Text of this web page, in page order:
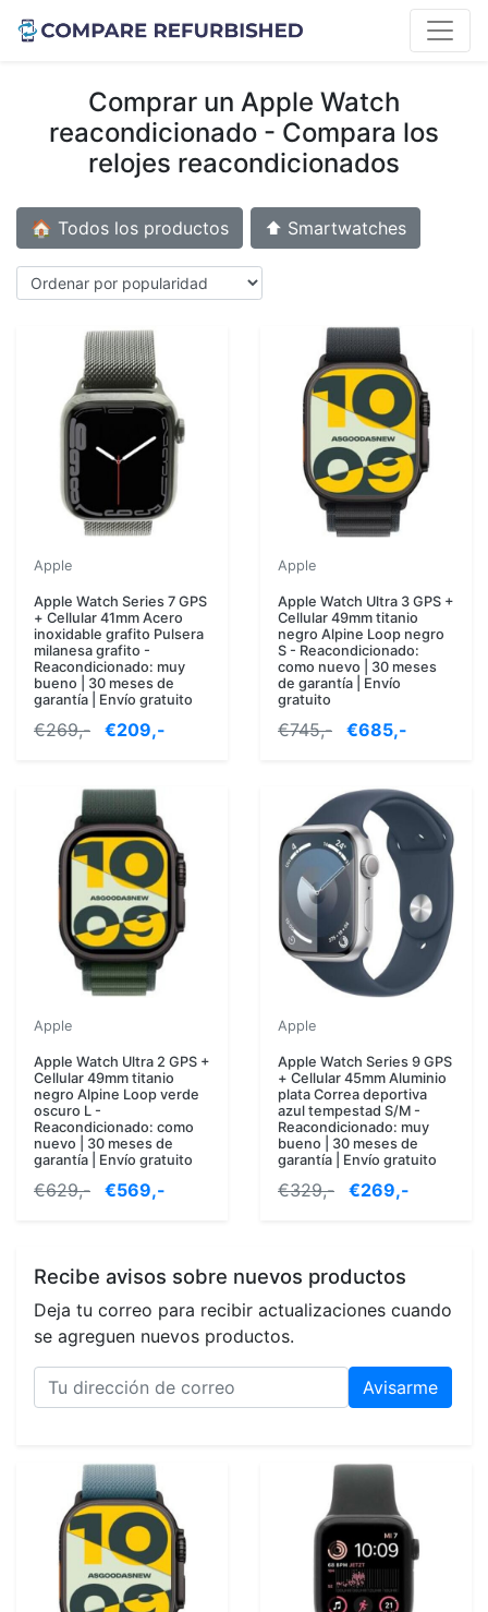
Comprar un Apple Watch
reacondicionado - Compara los
relojes reacondicionados
🏠 Todos los productos ⬆️ Smartwatches
Apple
Apple Watch Series 7 GPS
+ Cellular 41mm Acero
inoxidable grafito Pulsera
milanesa grafito -
Reacondicionado: muy
bueno | 30 meses de
garantía | Envío gratuito
€269,- €209,-
Apple
Apple Watch Ultra 3 GPS +
Cellular 49mm titanio
negro Alpine Loop negro
S - Reacondicionado:
como nuevo | 30 meses
de garantía | Envío
gratuito
€745,- €685,-
Apple
Apple Watch Ultra 2 GPS +
Cellular 49mm titanio
negro Alpine Loop verde
oscuro L -
Reacondicionado: como
nuevo | 30 meses de
garantía | Envío gratuito
€629,- €569,-
Apple
Apple Watch Series 9 GPS
+ Cellular 45mm Aluminio
plata Correa deportiva
azul tempestad S/M -
Reacondicionado: muy
bueno | 30 meses de
garantía | Envío gratuito
€329,- €269,-
Recibe avisos sobre nuevos productos
Deja tu correo para recibir actualizaciones cuando
se agreguen nuevos productos.
Avisarme